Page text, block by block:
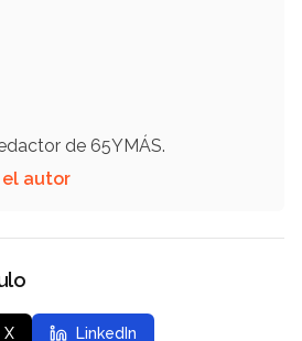
de 65YMÁS.
el autor
X LinkedIn